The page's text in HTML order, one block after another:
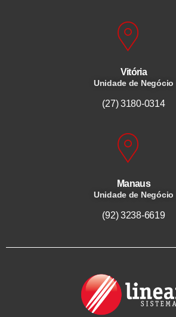
Vitória
Unidade de Negócio
(27) 3180-0314
Manaus
Unidade de Negócio
(92) 3238-6619